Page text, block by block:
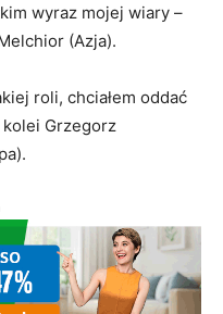
wyraz mojej wiary –
(Azja).
roli, chciałem oddać
kolei Grzegorz